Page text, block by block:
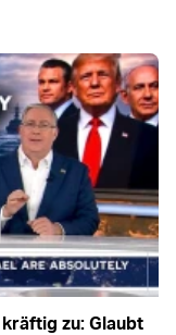
zu: Glaubt